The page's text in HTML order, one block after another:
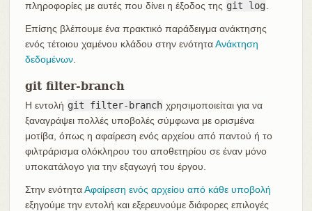
πληροφορίες με αυτές που δίνει η έξοδος της git log
Επίσης βλέπουμε ένα πρακτικό παράδειγμα ανάκτησης
ενός τέτοιου χαμένου κλάδου στην ενότηταΑνάκτηση
δεδομένων.
git filter-branch
Η εντολή git filter-branch χρησιμοποιείται για να
ξαναγράψει πολλές υποβολές σύμφωνα με ορισμένα
μοτίβα, όπως η αφαίρεση ενός αρχείου από παντού ή το
φιλτράρισμα ολόκληρου του αποθετηρίου σε έναν μόνο
υποκατάλογο για την εξαγωγή του έργου.
Στην ενότηταΑφαίρεση ενός αρχείου από κάθε υποβολή
εξηγούμε την εντολή και εξερευνούμε διάφορες επιλογές